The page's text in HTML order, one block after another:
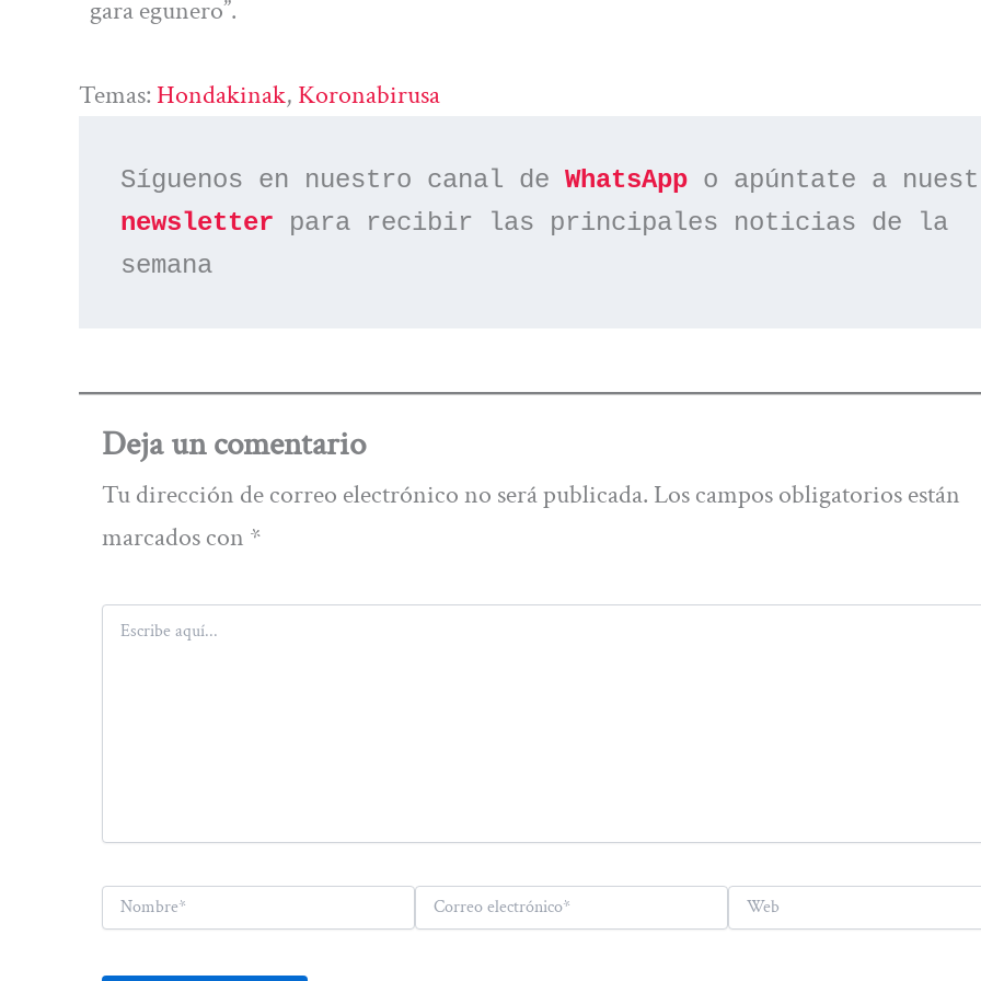
gara egunero”.
Temas: Hondakinak, Koronabirusa
Síguenos en nuestro canal de WhatsApp
newsletter para recibir las principales noticias de la
semana
Deja un comentario
Tu dirección de correo electrónico no será publicada. Los campos obligatorios están
marcados con *
aquí...
Nombre*
Correo
electrónico*
Web